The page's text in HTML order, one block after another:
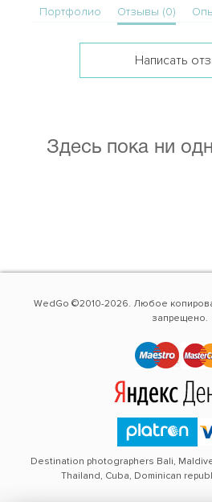
Портфолио Отзывы (0)
Написать
Здесь пока ни
WedGo ©2010-2026. Любое
запрещено.
Destination photographers Bali,
Thailand, Cuba, Dominican